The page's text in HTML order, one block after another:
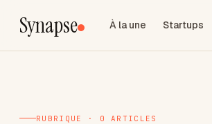
Synapse À la une Startups
RUBRIQUE · 0 ARTICLES